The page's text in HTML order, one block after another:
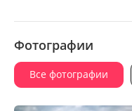
Фотографии
Все фотографии